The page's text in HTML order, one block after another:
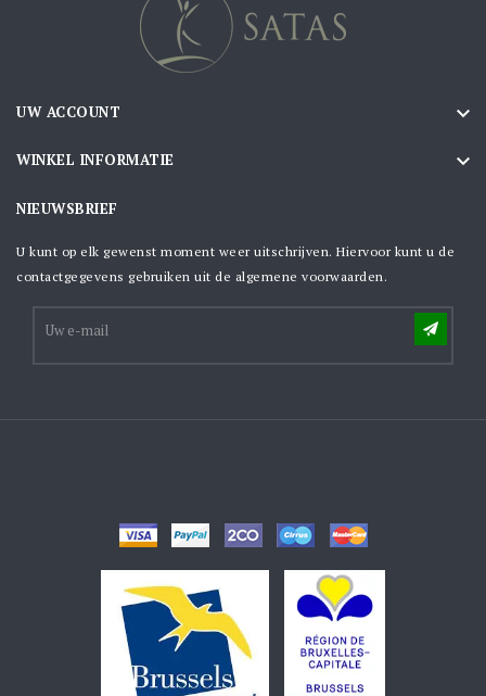
UW ACCOUNT 
WINKEL INFORMATIE 
NIEUWSBRIEF
U kunt op elk gewenst moment weer uitschrijven. Hiervoor kunt u de
contactgegevens gebruiken uit de algemene voorwaarden.